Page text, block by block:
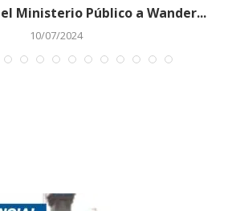
el Ministerio Público a Wander...
10/07/2024